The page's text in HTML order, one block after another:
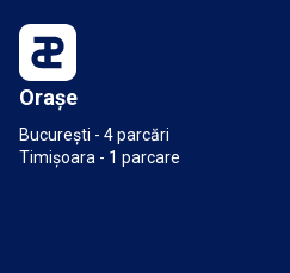
Orașe
București - 4 parcări
Timișoara - 1 parcare